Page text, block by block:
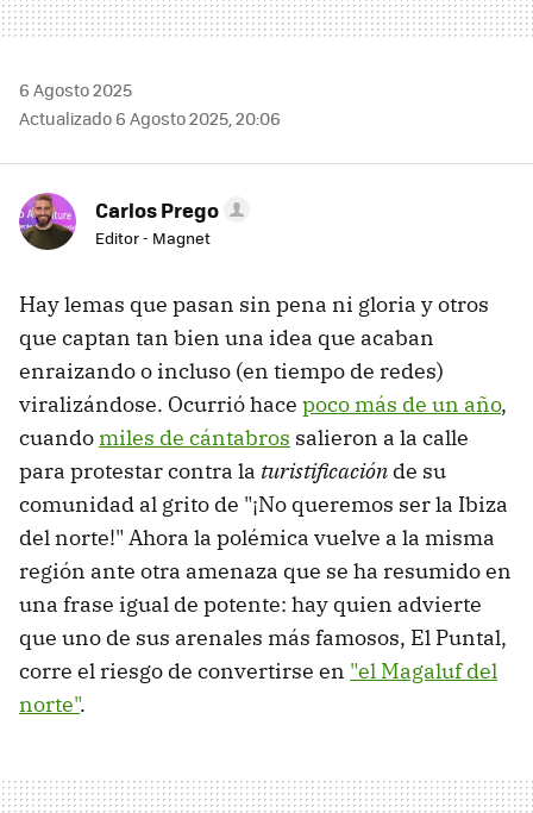
6 Agosto 2025
Actualizado 6 Agosto 2025, 20:06
Carlos Prego
Editor - Magnet
Hay lemas que pasan sin pena ni gloria y otros
que captan tan bien una idea que acaban
enraizando o incluso (en tiempo de redes)
viralizándose. Ocurrió hace poco más de un año,
cuandomiles de cántabros salieron a la calle
para protestar contra la turistificación de su
comunidad al grito de "¡No queremos ser la Ibiza
del norte!" Ahora la polémica vuelve a la misma
región ante otra amenaza que se ha resumido en
una frase igual de potente: hay quien advierte
que uno de sus arenales más famosos, El Puntal,
corre el riesgo de convertirse en "el Magaluf del
norte".